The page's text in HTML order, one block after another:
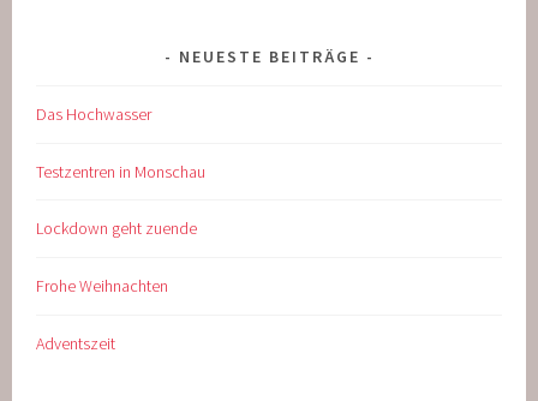
NEUESTE BEITRÄGE
Das Hochwasser
Testzentren in Monschau
Lockdown geht zuende
Frohe Weihnachten
Adventszeit